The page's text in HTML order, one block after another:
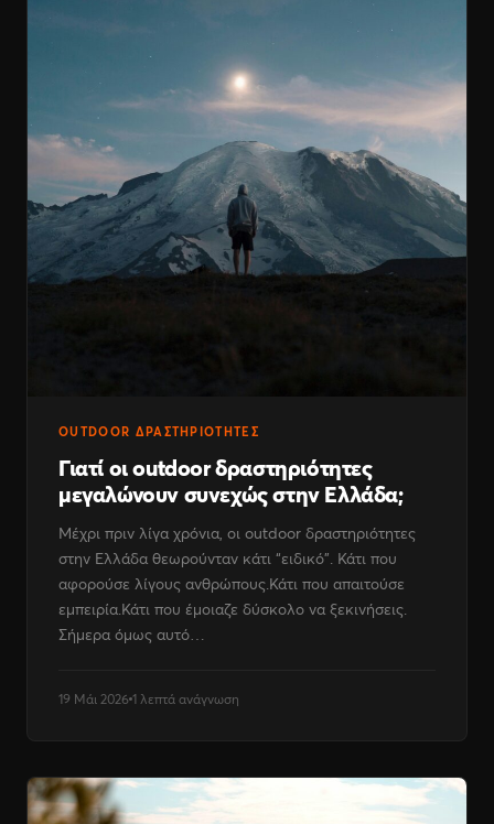
OUTDOOR ΔΡΑΣΤΗΡΙΌΤΗΤΕΣ
Γιατί οι outdoor δραστηριότητες
μεγαλώνουν συνεχώς στην Ελλάδα;
Μέχρι πριν λίγα χρόνια, οι outdoor δραστηριότητες
στην Ελλάδα θεωρούνταν κάτι “ειδικό”. Κάτι που
αφορούσε λίγους ανθρώπους.Κάτι που απαιτούσε
εμπειρία.Κάτι που έμοιαζε δύσκολο να ξεκινήσεις.
Σήμερα όμως αυτό…
19 Μάι 2026 1 λεπτά ανάγνωση